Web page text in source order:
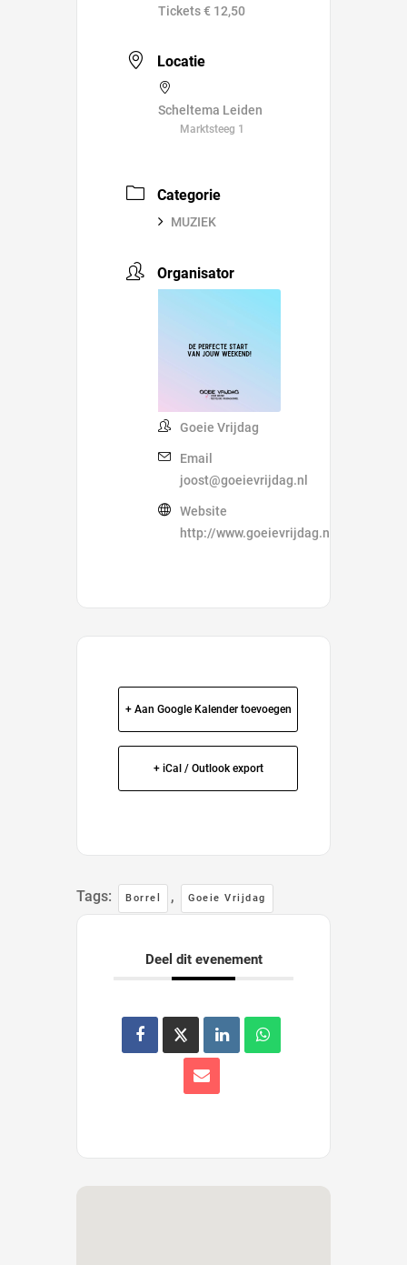
Tickets € 12,50
Locatie
Scheltema Leiden
Marktsteeg 1
Categorie
MUZIEK
Organisator
Goeie Vrijdag
Email
joost@goeievrijdag.nl
Website
http://www.goeievrijdag.nl
+ Aan Google Kalender toevoegen
+ iCal / Outlook export
Tags: Borrel , Goeie Vrijdag
Deel dit evenement